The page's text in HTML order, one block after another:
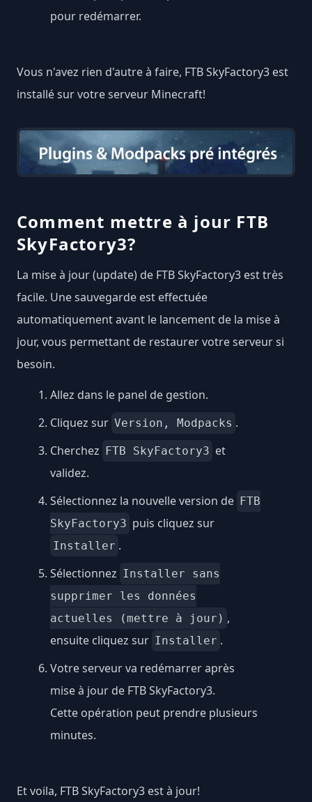
pour redémarrer.
Vous n'avez rien d'autre à faire, FTB SkyFactory3 est
installé sur votre serveur Minecraft!
Comment mettre à jour FTB
SkyFactory3?
La mise à jour (update) de FTB SkyFactory3 est très
facile. Une sauvegarde est effectuée
automatiquement avant le lancement de la mise à
jour, vous permettant de restaurer votre serveur si
besoin.
Allez dans le panel de gestion.
Cliquez sur Version, Modpacks .
Cherchez FTB SkyFactory3 et
validez.
Sélectionnez la nouvelle version de FTB
SkyFactory3 puis cliquez sur
Installer .
Sélectionnez Installer sans
supprimer les données
actuelles (mettre à jour) ,
ensuite cliquez sur Installer .
Votre serveur va redémarrer après
mise à jour de FTB SkyFactory3.
Cette opération peut prendre plusieurs
minutes.
Et voila, FTB SkyFactory3 est à jour!